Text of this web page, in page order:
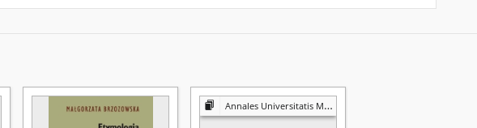
Annales Universitatis Mariae Curie-Skłodowska. Sectio FF, Philologiae